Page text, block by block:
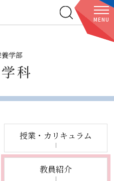
MENU
学部
科
授業・カリキュラム
教員紹介